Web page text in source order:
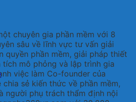
chuyên gia phần mềm với 8
sâu về lĩnh vực tư vấn giải
quyền phần mềm, giải pháp thiết
tích mô phỏng và lập trình gia
việc làm Co-founder của
sẻ kiến thức về phần mềm,
người phụ trách thẩm định nội